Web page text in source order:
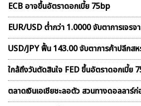
ECB อาจขึ้นอัตราดอกเบี้ย 75bp
EUR/USD ต่ำกว่า 1.0000 จับตาการเจรจ
USD/JPY ฟื้น 143.00 จับตาการค้าปลีกส
ใกล้ถึงวันตัดสินใจ FED ขึ้นอัตราดอกเบี้ย
ตลาดเงินเอเชียชะลอตัว สวนทางดอลลาร์